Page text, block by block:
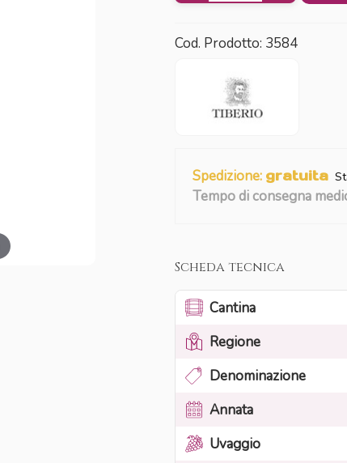
Cod. Prodotto: 3584
Spedizione: gratuita
Tempo di consegna
Scheda tecnica
Cantina
Regione
Denominazione
Annata
Uvaggio